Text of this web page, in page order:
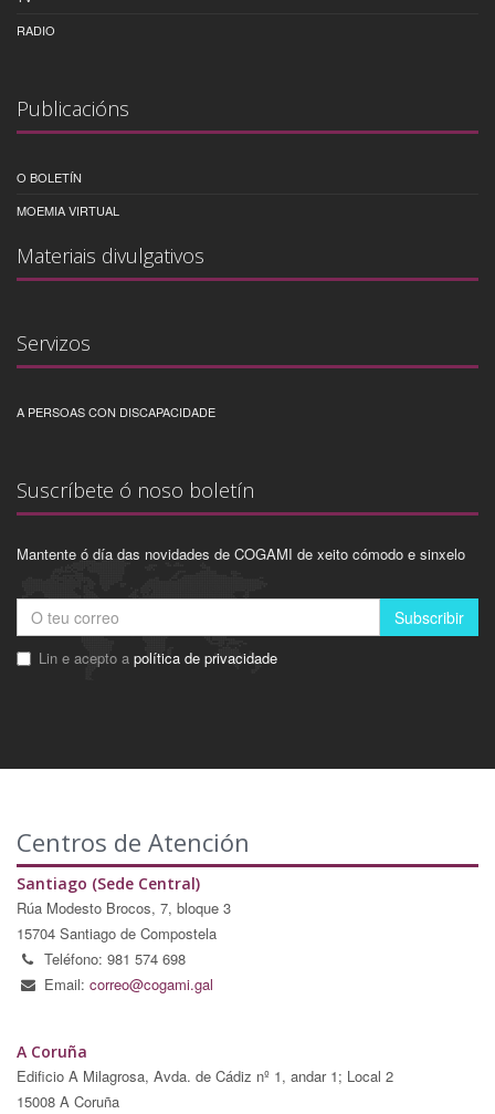
RADIO
Publicacións
O BOLETÍN
MOEMIA VIRTUAL
Materiais divulgativos
Servizos
A PERSOAS CON DISCAPACIDADE
Suscríbete ó noso boletín
Mantente ó día das novidades de COGAMI de xeito cómodo e sinxelo
Subscribir
Lin e acepto a política de privacidade
Centros de Atención
Santiago (Sede Central)
Rúa Modesto Brocos, 7, bloque 3
15704 Santiago de Compostela
Teléfono: 981 574 698
Email: correo@cogami.gal
A Coruña
Edificio A Milagrosa, Avda. de Cádiz nº 1, andar 1; Local 2
15008 A Coruña